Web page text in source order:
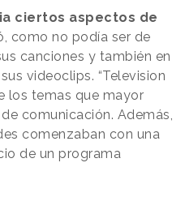
ciertos aspectos de
como no podía ser de
canciones y también en
videoclips. “Television
los temas que mayor
comunicación. Además,
comenzaban con una
de un programa